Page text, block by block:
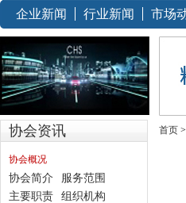
企业新闻 行业新闻 市场
协会资讯
协会概况
协会简介
服务范围
主要职责
组织机构
首页 >